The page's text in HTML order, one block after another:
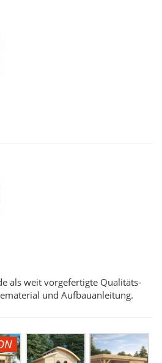
als weit vorgefertigte Qualitäts-
und Aufbauanleitung.